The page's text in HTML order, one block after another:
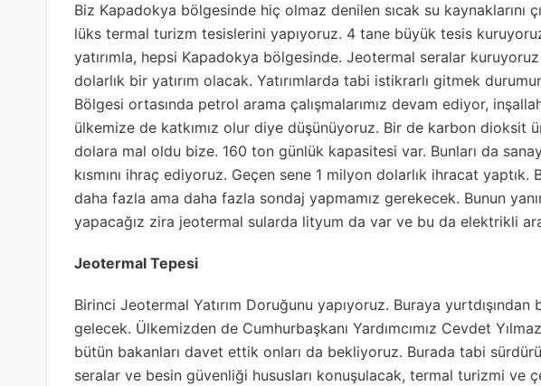
Biz Kapadokya bölgesinde hiç olmaz denilen sıcak su kaynaklarını
lüks termal turizm tesislerini yapıyoruz. 4 tane büyük tesis
yatırımla, hepsi Kapadokya bölgesinde. Jeotermal seralar
dolarlık bir yatırım olacak. Yatırımlarda tabi istikrarlı gitmek
Bölgesi ortasında petrol arama çalışmalarımız devam ediyor,
ülkemize de katkımız olur diye düşünüyoruz. Bir de karbon dioksit
dolara mal oldu bize. 160 ton günlük kapasitesi var. Bunları da
kısmını ihraç ediyoruz. Geçen sene 1 milyon dolarlık ihracat yaptık.
daha fazla ama daha fazla sondaj yapmamız gerekecek. Bunun
yapacağız zira jeotermal sularda lityum da var ve bu da elektrikli
Jeotermal Tepesi
Birinci Jeotermal Yatırım Doruğunu yapıyoruz. Buraya
gelecek. Ülkemizden de Cumhurbaşkanı Yardımcımız Cevdet
bütün bakanları davet ettik onları da bekliyoruz. Burada tabi
seralar ve besin güvenliği hususları konuşulacak, termal turizmi ve